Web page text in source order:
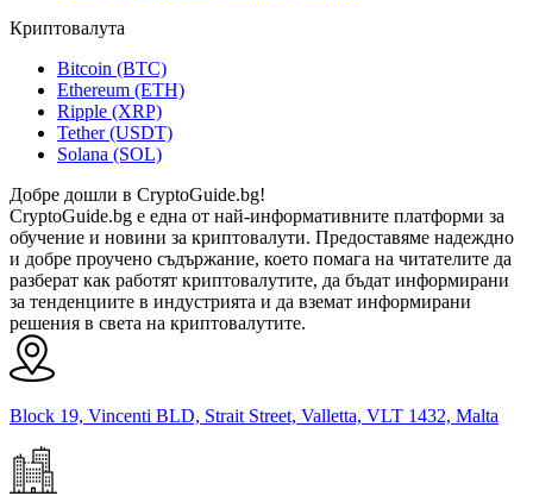
Криптовалута
Bitcoin (BTC)
Ethereum (ETH)
Ripple (XRP)
Tether (USDT)
Solana (SOL)
Добре дошли в CryptoGuide.bg!
CryptoGuide.bg е една от най-информативните платформи за
обучение и новини за криптовалути. Предоставяме надеждно
и добре проучено съдържание, което помага на читателите да
разберат как работят криптовалутите, да бъдат информирани
за тенденциите в индустрията и да вземат информирани
решения в света на криптовалутите.
Block 19, Vincenti BLD, Strait Street, Valletta, VLT 1432, Malta